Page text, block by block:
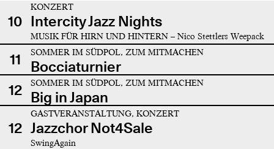
10
KONZERT
Intercity Jazz Nights
MUSIK FÜR HIRN UND HINTERN – Nico Stettlers Weepack
11 SOMMER IM SÜDPOL, ZUM MITMACHEN
Bocciaturnier
12
SOMMER IM SÜDPOL, ZUM MITMACHEN
Big in Japan
12
GASTVERANSTALTUNG, KONZERT
Jazzchor Not4Sale
SwingAgain